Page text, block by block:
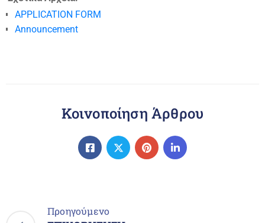
APPLICATION FORM
Announcement
Κοινοποίηση Άρθρου
Προηγούμενο